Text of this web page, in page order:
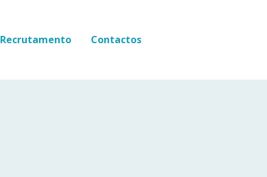
Recrutamento Contactos